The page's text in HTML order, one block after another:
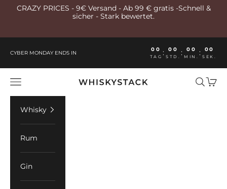
Zum Inhalt springen
CRAZY PRICES - 9€ Versand - Ab 99 € gratis -Schnell &
sicher - Stark bewertet.
CYBER MONDAY ENDS IN 00
TAG : 00
STD. : 00
MIN. : 00
SEK.
Whiskystack Germany
Menü Suchen
Whisky
Rum
Gin